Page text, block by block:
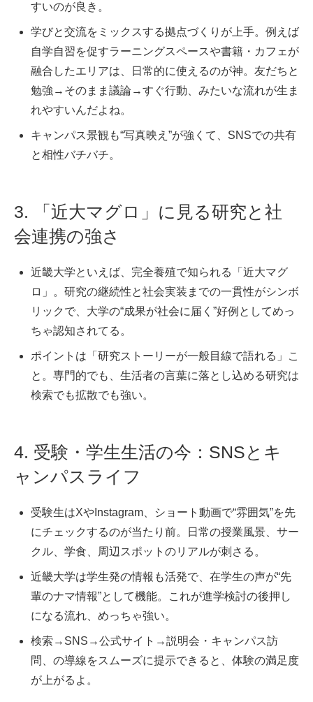
すいのが良き。
学びと交流をミックスする拠点づくりが上手。例えば
自学自習を促すラーニングスペースや書籍・カフェが
融合したエリアは、日常的に使えるのが神。友だちと
勉強→そのまま議論→すぐ行動、みたいな流れが生ま
れやすいんだよね。
キャンパス景観も“写真映え”が強くて、SNSでの共有
と相性バチバチ。
3. 「近大マグロ」に見る研究と社
会連携の強さ
近畿大学といえば、完全養殖で知られる「近大マグ
ロ」。研究の継続性と社会実装までの一貫性がシンボ
リックで、大学の“成果が社会に届く”好例としてめっ
ちゃ認知されてる。
ポイントは「研究ストーリーが一般目線で語れる」こ
と。専門的でも、生活者の言葉に落とし込める研究は
検索でも拡散でも強い。
4. 受験・学生生活の今：SNSとキ
ャンパスライフ
受験生はXやInstagram、ショート動画で“雰囲気”を先
にチェックするのが当たり前。日常の授業風景、サー
クル、学食、周辺スポットのリアルが刺さる。
近畿大学は学生発の情報も活発で、在学生の声が“先
輩のナマ情報”として機能。これが進学検討の後押し
になる流れ、めっちゃ強い。
検索→SNS→公式サイト→説明会・キャンパス訪
問、の導線をスムーズに提示できると、体験の満足度
が上がるよ。